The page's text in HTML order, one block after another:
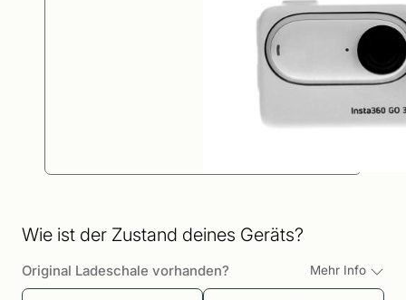
Wie ist der Zustand deines Geräts?
Original Ladeschale vorhanden? Mehr Info